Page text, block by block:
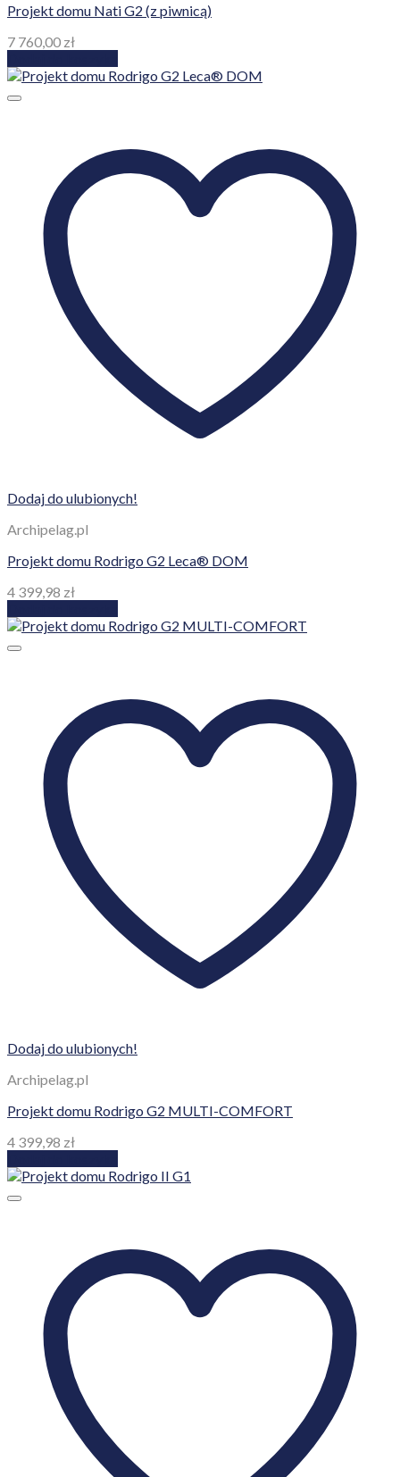
Projekt domu Nati G2 (z piwnicą)
7 760,00 zł
Dodaj do ulubionych!
Archipelag.pl
Projekt domu Rodrigo G2 Leca® DOM
4 399,98 zł
Dodaj do ulubionych!
Archipelag.pl
Projekt domu Rodrigo G2 MULTI-COMFORT
4 399,98 zł